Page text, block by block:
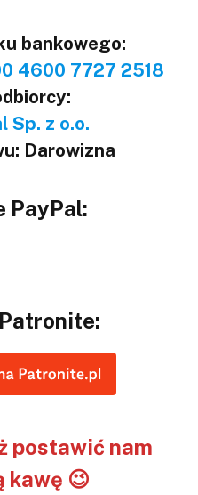
bankowego:
4600 7727 2518
Sp. z o.o.
Darowizna
PayPal:
postawić nam
kawę 😉